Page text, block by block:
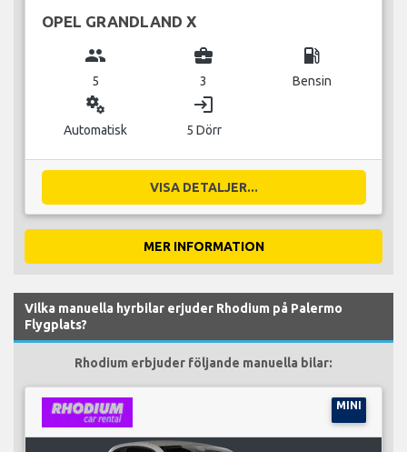
OPEL GRANDLAND X
group
5
business_center
3
local_gas_station
Bensin
miscellaneous_services
Automatisk
login
5 Dörr
VISA DETALJER...
MER INFORMATION
Vilka manuella hyrbilar erjuder Rhodium på Palermo
Flygplats?
Rhodium erbjuder följande manuella bilar:
MINI